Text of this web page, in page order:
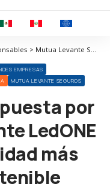
Corresponsables > Organizaciones Corresponsables > Mutua Levante Seguros > Mutua Levante apuesta por la baliza inteligente LedONE para una movilidad más segura y sostenible
EMPRESAS
MUTUA LEVANTE SEGUROS
por
LedONE
más